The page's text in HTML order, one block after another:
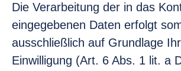
Die Verarbeitung der in das
eingegebenen Daten erfolgt
ausschließlich auf Grundlage
Einwilligung (Art. 6 Abs. 1 lit. a